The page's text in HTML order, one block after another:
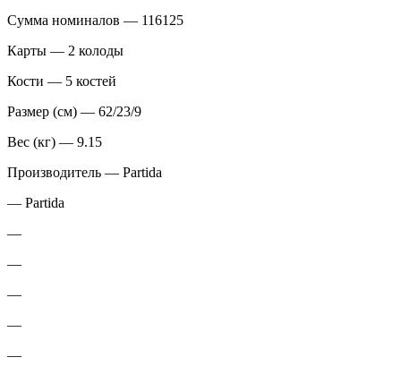
Сумма номиналов — 116125
Карты — 2 колоды
Кости — 5 костей
Размер (см) — 62/23/9
Вес (кг) — 9.15
Производитель — Partida
— Partida
—
—
—
—
—